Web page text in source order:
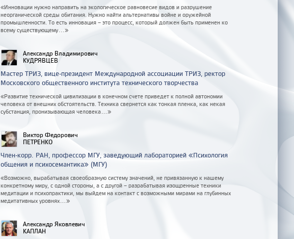
«Инновации нужно направить на экологическое равновесие видов и разрушение
неорганической среды обитания. Нужно найти альтернативы войне и оружейной
промышленности. То есть инновация – это процесс, который должен быть применен ко
всему существующему...»
Александр Владимирович
КУДРЯВЦЕВ
Мастер ТРИЗ, вице-президент Международной ассоциации ТРИЗ, ректор
Московского общественного института технического творчества
«Развитие технической цивилизации в конечном счете приведет к полной автономии
человека от внешних обстоятельств. Техника свернется как тонкая пленка, как некая
субстанция, пронизывающая человека...»
Виктор Федорович
ПЕТРЕНКО
Член-корр. РАН, профессор МГУ, заведующий лабораторией «Психология
общения и психосемантика» (МГУ)
«Возможно, вырабатывая своеобразную систему значений, не привязанную к нашему
конкретному миру, с одной стороны, а с другой – разрабатывая изощренные техники
медитации и психопрактики, мы выйдем на контакт с возможными мирами на глубинных
медитативных уровнях...»
Александр Яковлевич
КАПЛАН